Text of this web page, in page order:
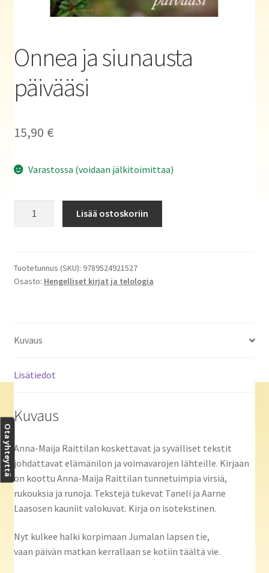
Haluatko kirjailijaksi?
Onnea ja siunausta
päivääsi
15,90 €
Varastossa (voidaan jälkitoimittaa)
määrä
Lisää ostoskoriin
Tuotetunnus (SKU): 9789524921527
Osasto: Hengelliset kirjat ja telologia
Kuvaus
Lisätiedot
Kuvaus
Anna-Maija Raittilan koskettavat ja syvälliset tekstit
johdattavat elämänilon ja voimavarojen lähteille. Kirjaan
on koottu Anna-Maija Raittilan tunnetuimpia virsiä,
rukouksia ja runoja. Tekstejä tukevat Taneli ja Aarne
Laasosen kauniit valokuvat. Kirja on isotekstinen.
Nyt kulkee halki korpimaan Jumalan lapsen tie,
vaan päivän matkan kerrallaan se kotiin täältä vie.
Ota yhteyttä